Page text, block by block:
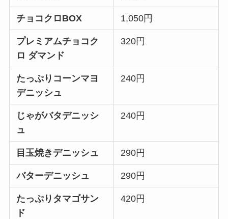
チョコクロBOX 1,050円
プレミアムチョコク
ロ ダマンド
320円
たっぷりコーンマヨ
デニッシュ
240円
じゃがバタデニッシ
ュ
240円
目玉焼きデニッシュ 290円
バターデニッシュ 290円
たっぷりタマゴサン
ド
420円